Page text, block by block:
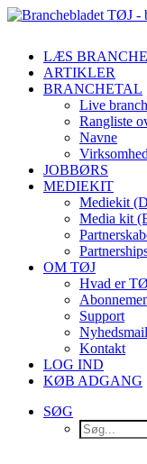
LÆS
ARTIKLER
BRANCHETAL
Live
Rangliste
Navne
JOBBØRS
MEDIEKIT
Mediekit
Media kit
OM TØJ
Hvad er
Support
Nyhedsmail
Kontakt
LOG IND
KØB ADGANG
SØG